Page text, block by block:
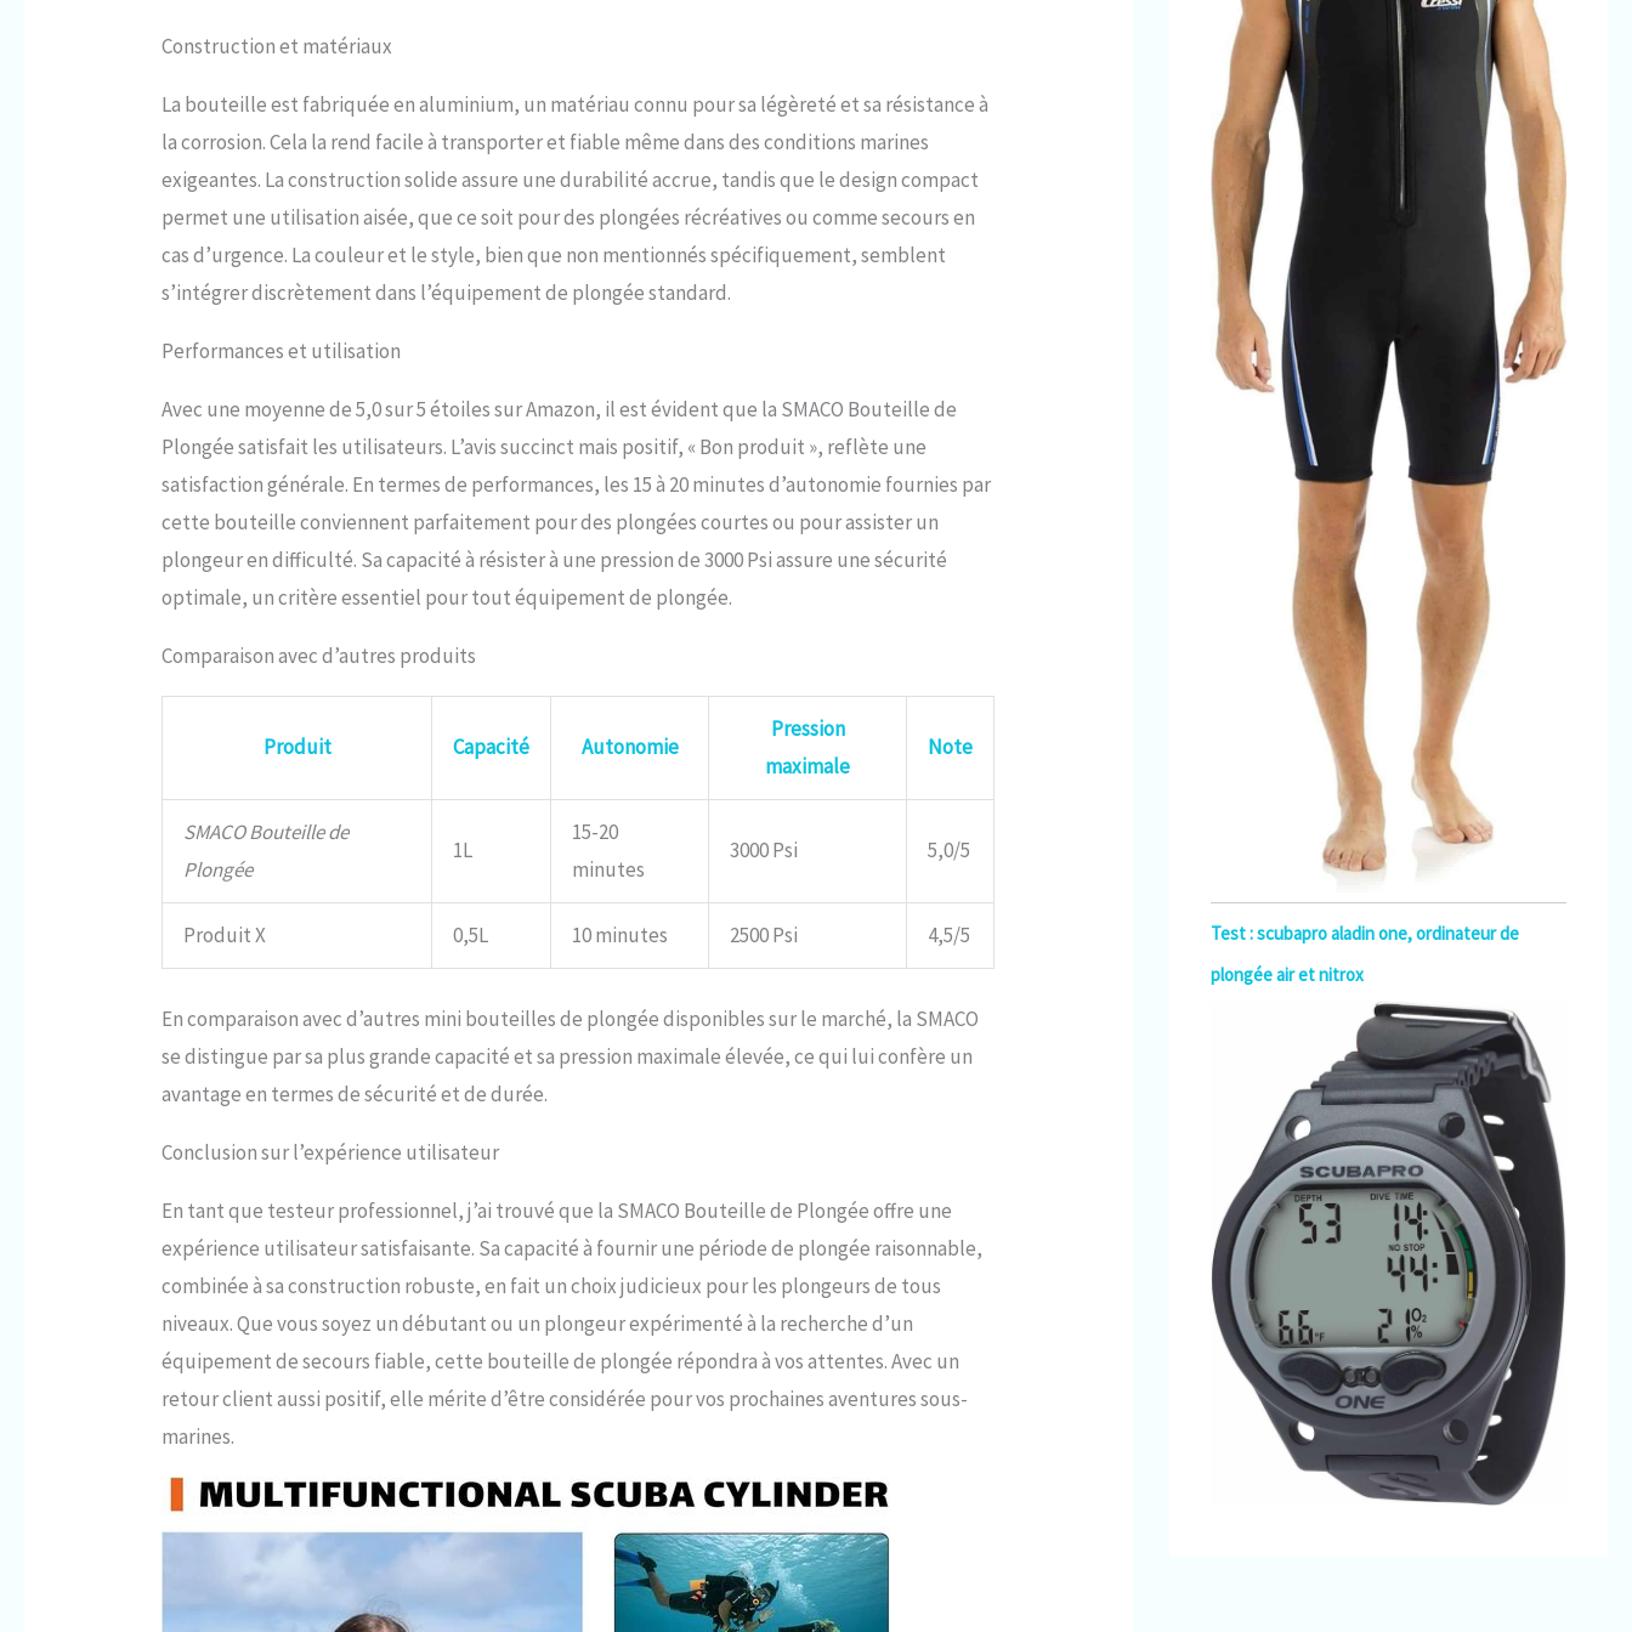
masculine gonflable de 8 mm peut correspondre à la plupart des
équipements gonflables; l'interface de tuyau moyenne pression
rotative à 360 ° rend la valve respiratoire plus pratique à utiliser;
équipé d'un manomètre fluorescent prolongé, vous pouvez
facilement comprendre le temps de plongée restant lors de la
plongée; Une fois la boîte de plongée démontée, vous pouvez la
prendre dans l'avion et l'utiliser une fois qu'elle est gonflée à
destination. Ce que vous recevrez: Paquet B contient : une
bouteille de plongée S400Pro, un régulateur, un adaptateur de
Construction et matériaux
La bouteille est fabriquée en aluminium, un matériau connu pour sa légèreté et sa résistance à
la corrosion. Cela la rend facile à transporter et fiable même dans des conditions marines
exigeantes. La construction solide assure une durabilité accrue, tandis que le design compact
permet une utilisation aisée, que ce soit pour des plongées récréatives ou comme secours en
cas d’urgence. La couleur et le style, bien que non mentionnés spécifiquement, semblent
s’intégrer discrètement dans l’équipement de plongée standard.
Performances et utilisation
Avec une moyenne de 5,0 sur 5 étoiles sur Amazon, il est évident que la SMACO Bouteille de
Plongée satisfait les utilisateurs. L’avis succinct mais positif, « Bon produit », reflète une
satisfaction générale. En termes de performances, les 15 à 20 minutes d’autonomie fournies par
cette bouteille conviennent parfaitement pour des plongées courtes ou pour assister un
plongeur en difficulté. Sa capacité à résister à une pression de 3000 Psi assure une sécurité
optimale, un critère essentiel pour tout équipement de plongée.
Comparaison avec d’autres produits
Produit Capacité Autonomie
Pression
maximale
Note
SMACO Bouteille de
Plongée
1L
15-20
minutes
3000 Psi 5,0/5
Produit X 0,5L 10 minutes 2500 Psi 4,5/5
En comparaison avec d’autres mini bouteilles de plongée disponibles sur le marché, la SMACO
se distingue par sa plus grande capacité et sa pression maximale élevée, ce qui lui confère un
avantage en termes de sécurité et de durée.
Conclusion sur l’expérience utilisateur
En tant que testeur professionnel, j’ai trouvé que la SMACO Bouteille de Plongée offre une
expérience utilisateur satisfaisante. Sa capacité à fournir une période de plongée raisonnable,
combinée à sa construction robuste, en fait un choix judicieux pour les plongeurs de tous
niveaux. Que vous soyez un débutant ou un plongeur expérimenté à la recherche d’un
équipement de secours fiable, cette bouteille de plongée répondra à vos attentes. Avec un
retour client aussi positif, elle mérite d’être considérée pour vos prochaines aventures sous-
marines.
Test : scubapro aladin one, ordinateur de
plongée air et nitrox